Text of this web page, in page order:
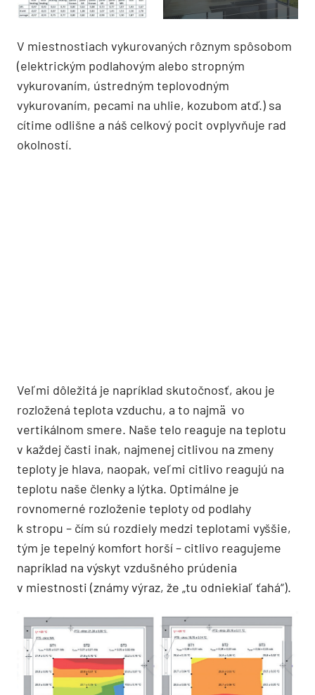
V miestnostiach vykurovaných rôznym spôsobom
(elektrickým podlahovým alebo stropným
vykurovaním, ústredným teplovodným
vykurovaním, pecami na uhlie, kozubom atď.) sa
cítime odlišne a náš celkový pocit ovplyvňuje rad
okolností.
Veľmi dôležitá je napríklad skutočnosť, akou je
rozložená teplota vzduchu, a to najmä vo
vertikálnom smere. Naše telo reaguje na teplotu
v každej časti inak, najmenej citlivou na zmeny
teploty je hlava, naopak, veľmi citlivo reagujú na
teplotu naše členky a lýtka. Optimálne je
rovnomerné rozloženie teploty od podlahy
k stropu – čím sú rozdiely medzi teplotami vyššie,
tým je tepelný komfort horší – citlivo reagujeme
napríklad na výskyt vzdušného prúdenia
v miestnosti (známy výraz, že „tu odniekiaľ ťahá“).